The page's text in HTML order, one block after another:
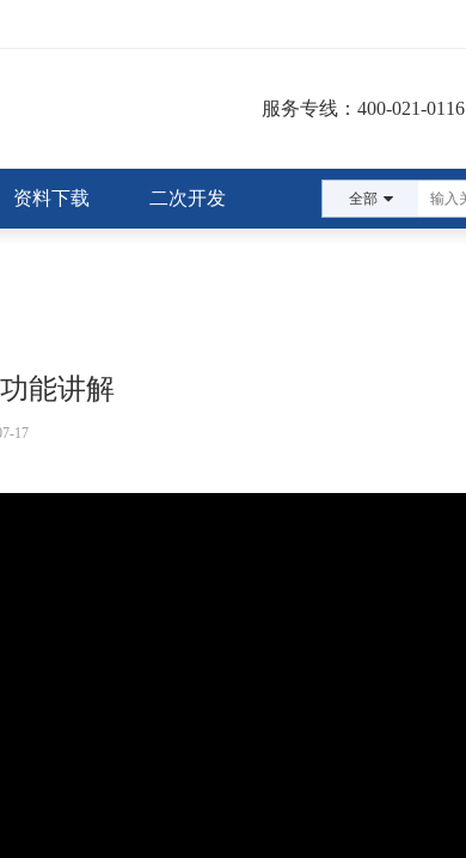
服务专线：400-021-0116
资料下载 二次开发 全部
能讲解
17